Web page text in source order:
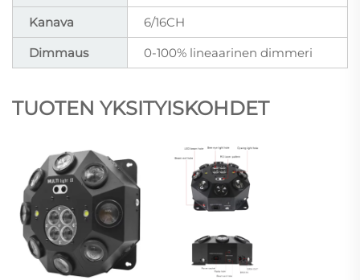
Kanava
6/16CH
Dimmaus
0-100% lineaarinen dimmeri
TUOTEN YKSITYISKOHDET